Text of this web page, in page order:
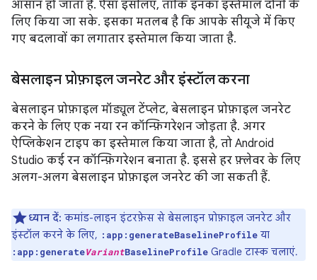
आसान हो जाता है. ऐसा इसलिए, ताकि इनका इस्तेमाल दोनों के
लिए किया जा सके. इसका मतलब है कि आपके सीयूजे में किए
गए बदलावों का लगातार इस्तेमाल किया जाता है.
बेसलाइन प्रोफ़ाइल जनरेट और इंस्टॉल करना
बेसलाइन प्रोफ़ाइल मॉड्यूल टेंप्लेट, बेसलाइन प्रोफ़ाइल जनरेट
करने के लिए एक नया रन कॉन्फ़िगरेशन जोड़ता है. अगर
ऐप्लिकेशन टाइप का इस्तेमाल किया जाता है, तो Android
Studio कई रन कॉन्फ़िगरेशन बनाता है. इससे हर फ़्लेवर के लिए
अलग-अलग बेसलाइन प्रोफ़ाइल जनरेट की जा सकती हैं.
ध्यान दें: कमांड-लाइन इंटरफ़ेस से बेसलाइन प्रोफ़ाइल जनरेट और
इंस्टॉल करने के लिए, :app:generateBaselineProfile या
:app:generateVariantBaselineProfile Gradle टास्क चलाएं.